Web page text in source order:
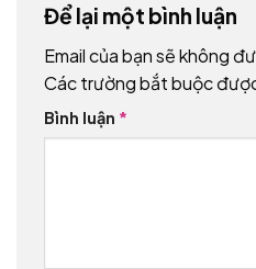
Để lại một bình luận
Email của bạn sẽ không
Các trường bắt buộc
Bình luận *